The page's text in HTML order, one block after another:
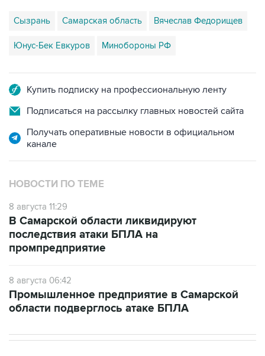
Сызрань Самарская область Вячеслав Федорищев
Юнус-Бек Евкуров Минобороны РФ
Купить подписку на профессиональную ленту
Подписаться на рассылку главных новостей сайта
Получать оперативные новости в официальном
канале
НОВОСТИ ПО ТЕМЕ
8 августа 11:29
В Самарской области ликвидируют
последствия атаки БПЛА на
промпредприятие
8 августа 06:42
Промышленное предприятие в Самарской
области подверглось атаке БПЛА